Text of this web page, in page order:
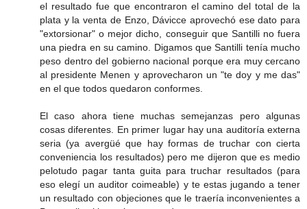
el resultado fue que encontraron el camino del total de la
plata y la venta de Enzo, Dávicce aprovechó ese dato para
"extorsionar" o mejor dicho, conseguir que Santilli no fuera
una piedra en su camino. Digamos que Santilli tenía mucho
peso dentro del gobierno nacional porque era muy cercano
al presidente Menen y aprovecharon un "te doy y me das"
en el que todos quedaron conformes.
El caso ahora tiene muchas semejanzas pero algunas
cosas diferentes. En primer lugar hay una auditoría externa
seria (ya avergüé que hay formas de truchar con cierta
conveniencia los resultados) pero me dijeron que es medio
pelotudo pagar tanta guita para truchar resultados (para
eso elegí un auditor coimeable) y te estas jugando a tener
un resultado con objeciones que le traería inconvenientes a